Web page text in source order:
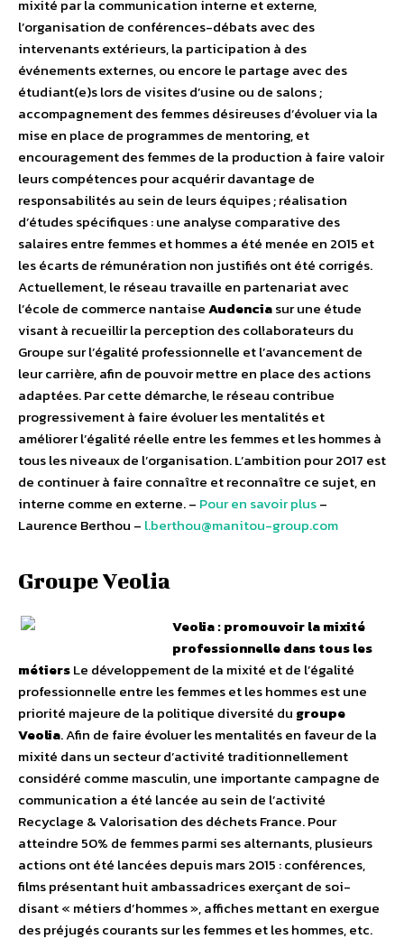
mixité par la communication interne et externe,
l’organisation de conférences-débats avec des
intervenants extérieurs, la participation à des
événements externes, ou encore le partage avec des
étudiant(e)s lors de visites d’usine ou de salons ;
accompagnement des femmes désireuses d’évoluer via la
mise en place de programmes de mentoring, et
encouragement des femmes de la production à faire valoir
leurs compétences pour acquérir davantage de
responsabilités au sein de leurs équipes ; réalisation
d’études spécifiques : une analyse comparative des
salaires entre femmes et hommes a été menée en 2015 et
les écarts de rémunération non justifiés ont été corrigés.
Actuellement, le réseau travaille en partenariat avec
l’école de commerce nantaiseAudenciasurune étude
visant à recueillir la perception des collaborateurs du
Groupe sur l’égalité professionnelle et l’avancement de
leur carrière, afin de pouvoir mettre en place des actions
adaptées. Par cette démarche, le réseau contribue
progressivement à faire évoluer les mentalités et
améliorer l’égalité réelle entre les femmes et les hommes à
tous les niveaux de l’organisation. L’ambition pour 2017 est
de continuer à faire connaître​ et reconnaître ce sujet, en
interne comme en externe. – Pour en savoir plus–
Laurence Berthou – l.berthou@manitou-group.com
Groupe Veolia
Veolia : promouvoir la mixité
professionnelle dans tous les
métiersLe développement de la mixité et de l’égalité
professionnelle entre les femmes et les hommes est une
priorité majeure de la politique diversité du groupe
Veolia. Afin de faire évoluer les mentalités en faveur de la
mixité dans un secteur d’activité traditionnellement
considéré comme masculin, une importante campagne de
communication a été lancée au sein de l’activité
Recyclage & Valorisation des déchets France. Pour
atteindre 50% de femmes parmi ses alternants, plusieurs
actions ont été lancées depuis mars 2015 : conférences,
films présentant huit ambassadrices exerçant de soi-
disant « métiers d’hommes », affiches mettant en exergue
des préjugés courants sur les femmes et les hommes, etc.